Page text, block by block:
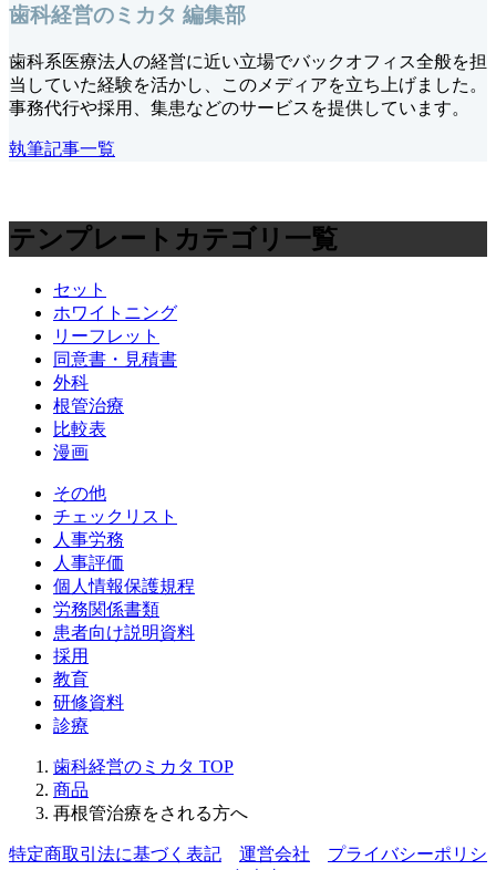
歯科経営のミカタ 編集部
歯科系医療法人の経営に近い立場でバックオフィス全般を担
当していた経験を活かし、このメディアを立ち上げました。
事務代行や採用、集患などのサービスを提供しています。
執筆記事一覧
テンプレートカテゴリ一覧
セット
ホワイトニング
リーフレット
同意書・見積書
外科
根管治療
比較表
漫画
その他
チェックリスト
人事労務
人事評価
個人情報保護規程
労務関係書類
患者向け説明資料
採用
教育
研修資料
診療
歯科経営のミカタ TOP
商品
再根管治療をされる方へ
特定商取引法に基づく表記 運営会社
プライバシーポリシ